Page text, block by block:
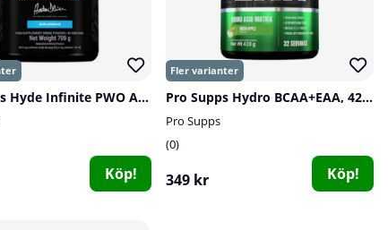
Pro Supps Hyde Infinite PWO Andrei Series, 350 g
Köp!
Pro Supps Hydro BCAA+EAA, 420 g
Pro Supps
0
349 kr Köp!